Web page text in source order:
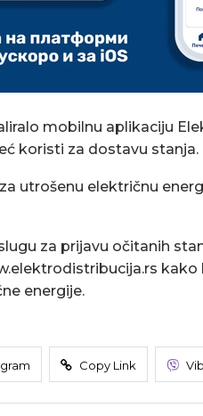
mobilnu aplikaciju
koristi za dostavu stanja.
utrošenu električnu
za prijavu očitanih
energije.
Copy Link